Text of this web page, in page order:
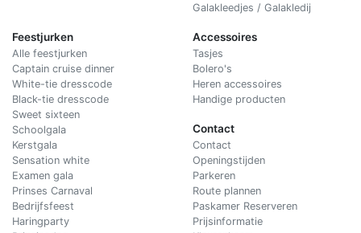
Galakleedjes / Galakledij
Feestjurken
Alle feestjurken
Captain cruise dinner
White-tie dresscode
Black-tie dresscode
Sweet sixteen
Schoolgala
Kerstgala
Sensation white
Examen gala
Prinses Carnaval
Bedrijfsfeest
Haringparty
Accessoires
Tasjes
Bolero's
Heren accessoires
Handige producten
Contact
Contact
Openingstijden
Parkeren
Route plannen
Paskamer Reserveren
Prijsinformatie